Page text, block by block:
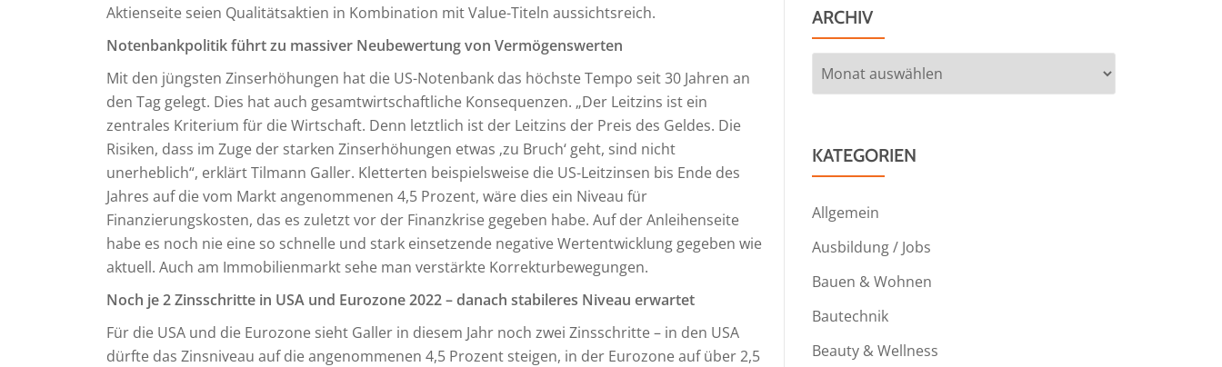
Aktienseite seien Qualitätsaktien in Kombination mit Value-Titeln aussichtsreich.
Notenbankpolitik führt zu massiver Neubewertung von Vermögenswerten
Mit den jüngsten Zinserhöhungen hat die US-Notenbank das höchste Tempo seit 30 Jahren an
den Tag gelegt. Dies hat auch gesamtwirtschaftliche Konsequenzen. „Der Leitzins ist ein
zentrales Kriterium für die Wirtschaft. Denn letztlich ist der Leitzins der Preis des Geldes. Die
Risiken, dass im Zuge der starken Zinserhöhungen etwas ‚zu Bruch‘ geht, sind nicht
unerheblich“, erklärt Tilmann Galler. Kletterten beispielsweise die US-Leitzinsen bis Ende des
Jahres auf die vom Markt angenommenen 4,5 Prozent, wäre dies ein Niveau für
Finanzierungskosten, das es zuletzt vor der Finanzkrise gegeben habe. Auf der Anleihenseite
habe es noch nie eine so schnelle und stark einsetzende negative Wertentwicklung gegeben wie
aktuell. Auch am Immobilienmarkt sehe man verstärkte Korrekturbewegungen.
Noch je 2 Zinsschritte in USA und Eurozone 2022 – danach stabileres Niveau erwartet
Für die USA und die Eurozone sieht Galler in diesem Jahr noch zwei Zinsschritte – in den USA
dürfte das Zinsniveau auf die angenommenen 4,5 Prozent steigen, in der Eurozone auf über 2,5
ARCHIV
Archiv
KATEGORIEN
Allgemein
Ausbildung / Jobs
Bauen & Wohnen
Bautechnik
Beauty & Wellness